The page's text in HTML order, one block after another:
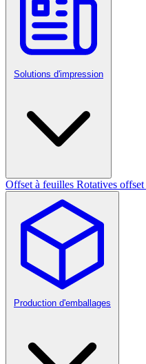
Solutions d'impression
Offset à feuilles Rotatives offset
Production d'emballages